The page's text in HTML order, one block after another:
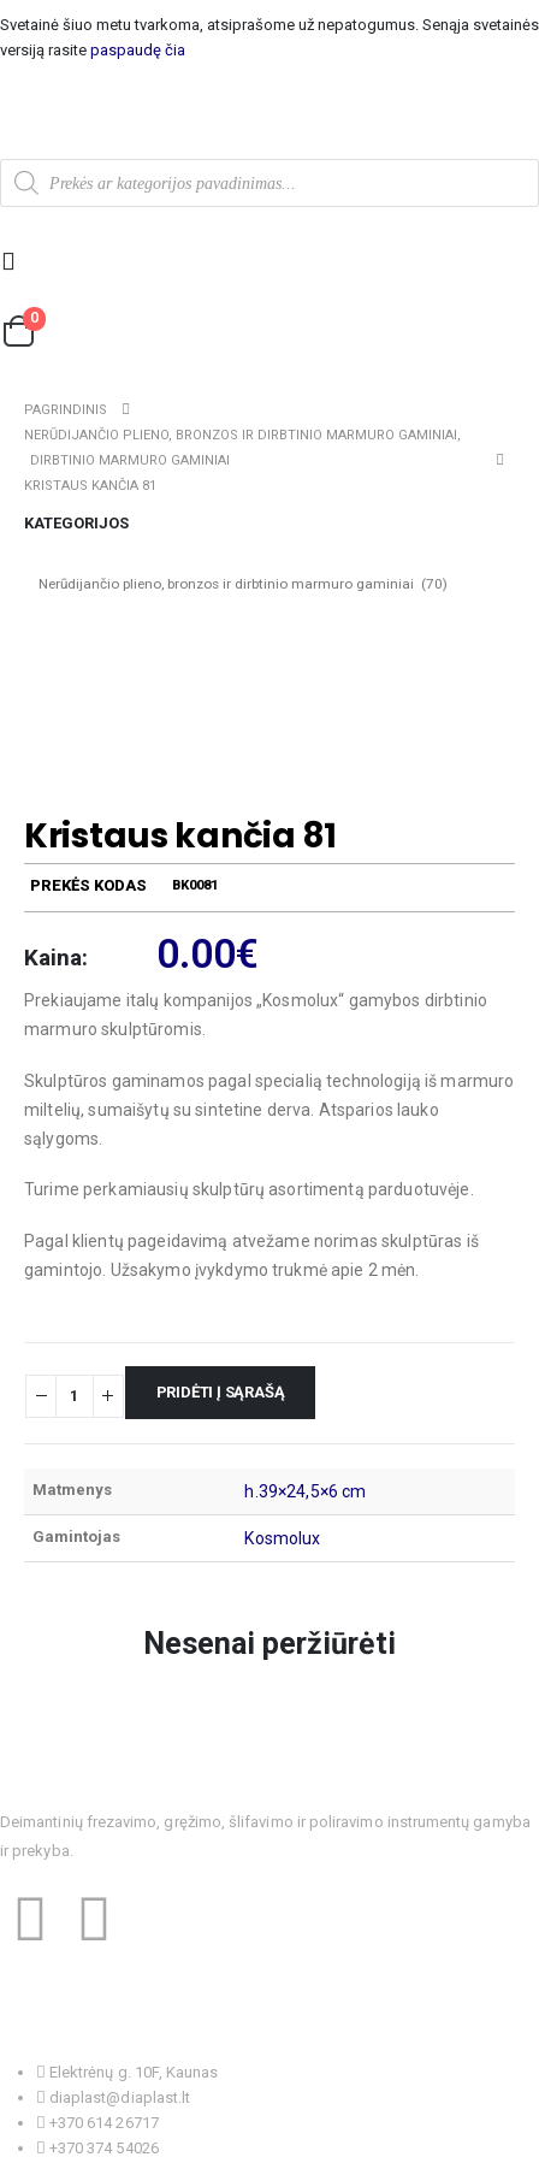
Svetainė šiuo metu tvarkoma, atsiprašome už nepatogumus. Senąja svetainės
versiją rasite paspaudę čia
0
PAGRINDINIS
NERŪDIJANČIO PLIENO, BRONZOS IR DIRBTINIO MARMURO GAMINIAI
DIRBTINIO MARMURO GAMINIAI
KRISTAUS KANČIA 81
KATEGORIJOS
Kristaus kančia 81
PREKĖS KODAS BK0081
Kaina: 0.00€
Prekiaujame italų kompanijos „Kosmolux“ gamybos dirbtinio
marmuro skulptūromis.
Skulptūros gaminamos pagal specialią technologiją iš marmuro
miltelių, sumaišytų su sintetine derva. Atsparios lauko
sąlygoms.
Turime perkamiausių skulptūrų asortimentą parduotuvėje.
Pagal klientų pageidavimą atvežame norimas skulptūras iš
gamintojo. Užsakymo įvykdymo trukmė apie 2 mėn.
PRIDĖTI Į SĄRAŠĄ
Matmenys h.39×24,5×6 cm
Gamintojas Kosmolux
Nesenai peržiūrėti
Deimantinių frezavimo, gręžimo, šlifavimo ir poliravimo instrumentų gamyba
ir prekyba.
Elektrėnų g. 10F, Kaunas
diaplast@diaplast.lt
+370 614 26717
+370 374 54026